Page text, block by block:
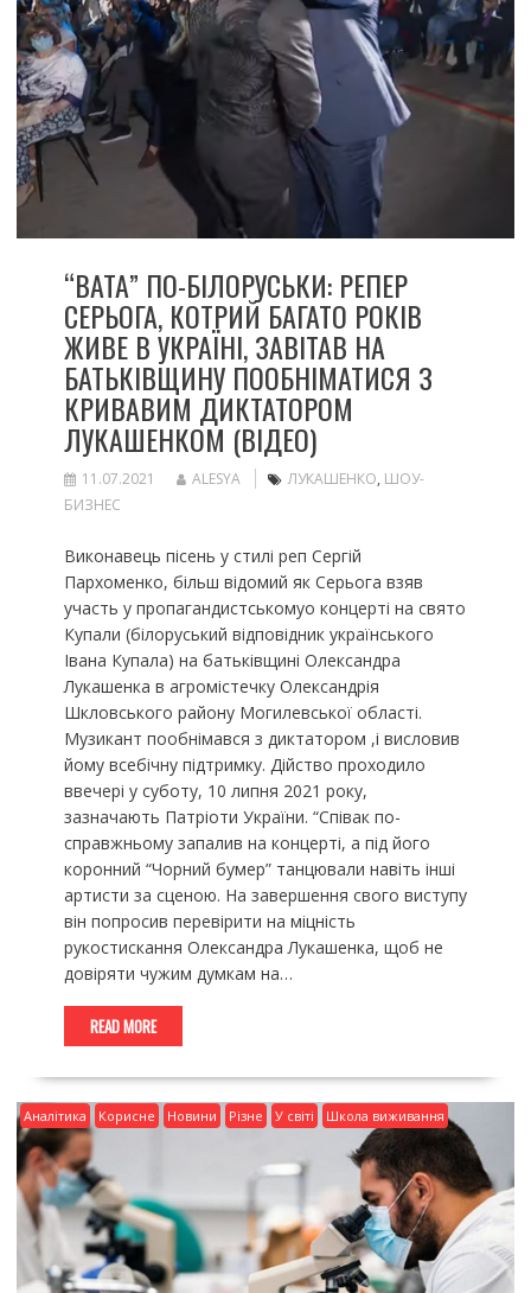
“ВАТА” ПО-БІЛОРУСЬКИ: РЕПЕР
СЕРЬОГА, КОТРИЙ БАГАТО РОКІВ
ЖИВЕ В УКРАЇНІ, ЗАВІТАВ НА
БАТЬКІВЩИНУ ПООБНІМАТИСЯ З
КРИВАВИМ ДИКТАТОРОМ
ЛУКАШЕНКОМ (ВІДЕО)
11.07.2021 ALESYA ЛУКАШЕНКО, ШОУ-
БИЗНЕС
Виконавець пісень у стилі реп Сергій
Пархоменко, більш відомий як Серьога взяв
участь у пропагандистськомуо концерті на свято
Купали (білоруський відповідник українського
Івана Купала) на батьківщині Олександра
Лукашенка в агромістечку Олександрія
Шкловського району Могилевської області.
Музикант пообнімався з диктатором ,і висловив
йому всебічну підтримку. Дійство проходило
ввечері у суботу, 10 липня 2021 року,
зазначають Патріоти України. “Співак по-
справжньому запалив на концерті, а під його
коронний “Чорний бумер” танцювали навіть інші
артисти за сценою. На завершення свого виступу
він попросив перевірити на міцність
рукостискання Олександра Лукашенка, щоб не
довіряти чужим думкам на…
READ MORE
Аналітика Корисне Новини Різне У світі Школа виживання